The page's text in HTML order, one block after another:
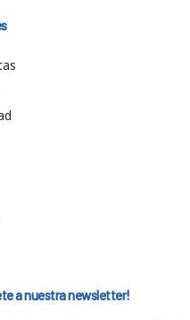
a nuestra newsletter!